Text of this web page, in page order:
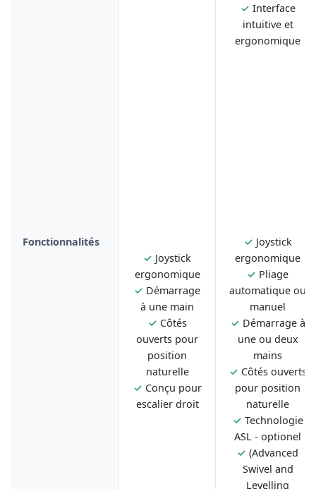
✓ Interface
intuitive et
ergonomique
Fonctionnalités
✓ Joystick
ergonomique
✓ Démarrage
à une main
✓ Côtés
ouverts pour
position
naturelle
✓ Conçu pour
escalier droit
✓ Joystick
ergonomique
✓ Pliage
automatique ou
manuel
✓ Démarrage à
une ou deux
mains
✓ Côtés ouverts
pour position
naturelle
✓ Technologie
ASL - optionel
✓ (Advanced
Swivel and
Levelling